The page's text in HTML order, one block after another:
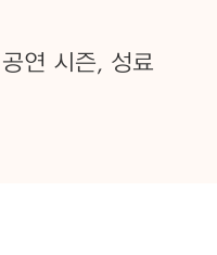
연 시즌, 성료